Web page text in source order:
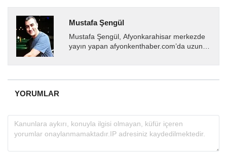
Mustafa Şengül
Mustafa Şengül, Afyonkarahisar merkezde
yayın yapan afyonkenthaber.com’da uzun
almakta, haber akışı...
YORUMLAR